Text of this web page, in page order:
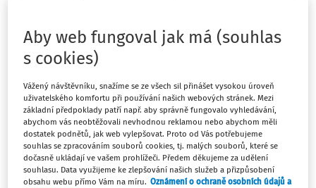
dosáhnout jejich obchodních cílů. Náš tým
Ostravě a Bratislavě. Naši specialisté disponují
jedinečnými znalostmi českého a slovenského práva a
skvěle se orientují v podnikatelském prostředí.
Téma
Mzdy a platy(1)
Filtr
Aby web fungoval jak má (souhlas
s cookies)
Vážený návštěvníku, snažíme se ze všech sil přinášet vysokou úroveň
uživatelského komfortu při používání našich webových stránek. Mezi
základní předpoklady patří např. aby správně fungovalo vyhledávání,
abychom vás neobtěžovali nevhodnou reklamou nebo abychom měli
dostatek podnětů, jak web vylepšovat. Proto od Vás potřebujeme
souhlas se zpracováním souborů cookies, tj. malých souborů, které se
dočasně ukládají ve vašem prohlížeči. Předem děkujeme za udělení
souhlasu. Data využijeme ke zlepšování našich služeb a přizpůsobení
obsahu webu přímo Vám na míru. Oznámení o ochraně osobních údajů a